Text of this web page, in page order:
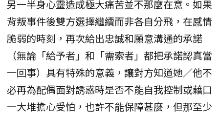
另一半身心靈造成極大痛苦並不那麼在意。如果
背叛事件後雙方選擇繼續而非各自分飛，在感情
脆弱的時刻，再次給出忠誠和願意溝通的承諾
（無論「給予者」和「需索者」都把承諾認真當
一回事）具有特殊的意義，讓對方知道她／他不
必再為配偶面對誘惑時是否不能自我控制或藉口
一大堆擔心受怕，也許不能保障甚麼，但那至少